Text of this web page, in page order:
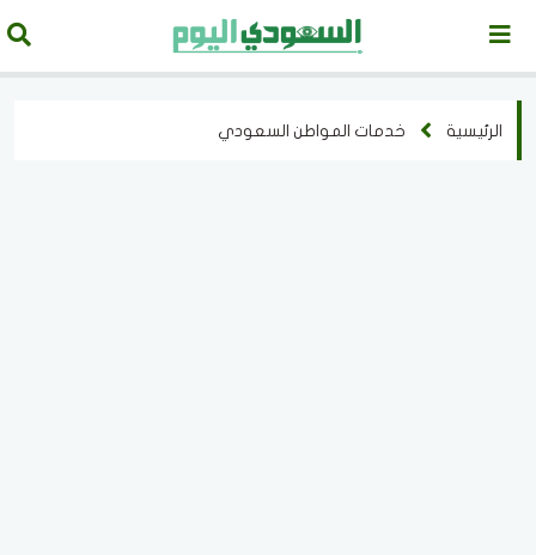
الرئيسية خدمات المواطن السعودي